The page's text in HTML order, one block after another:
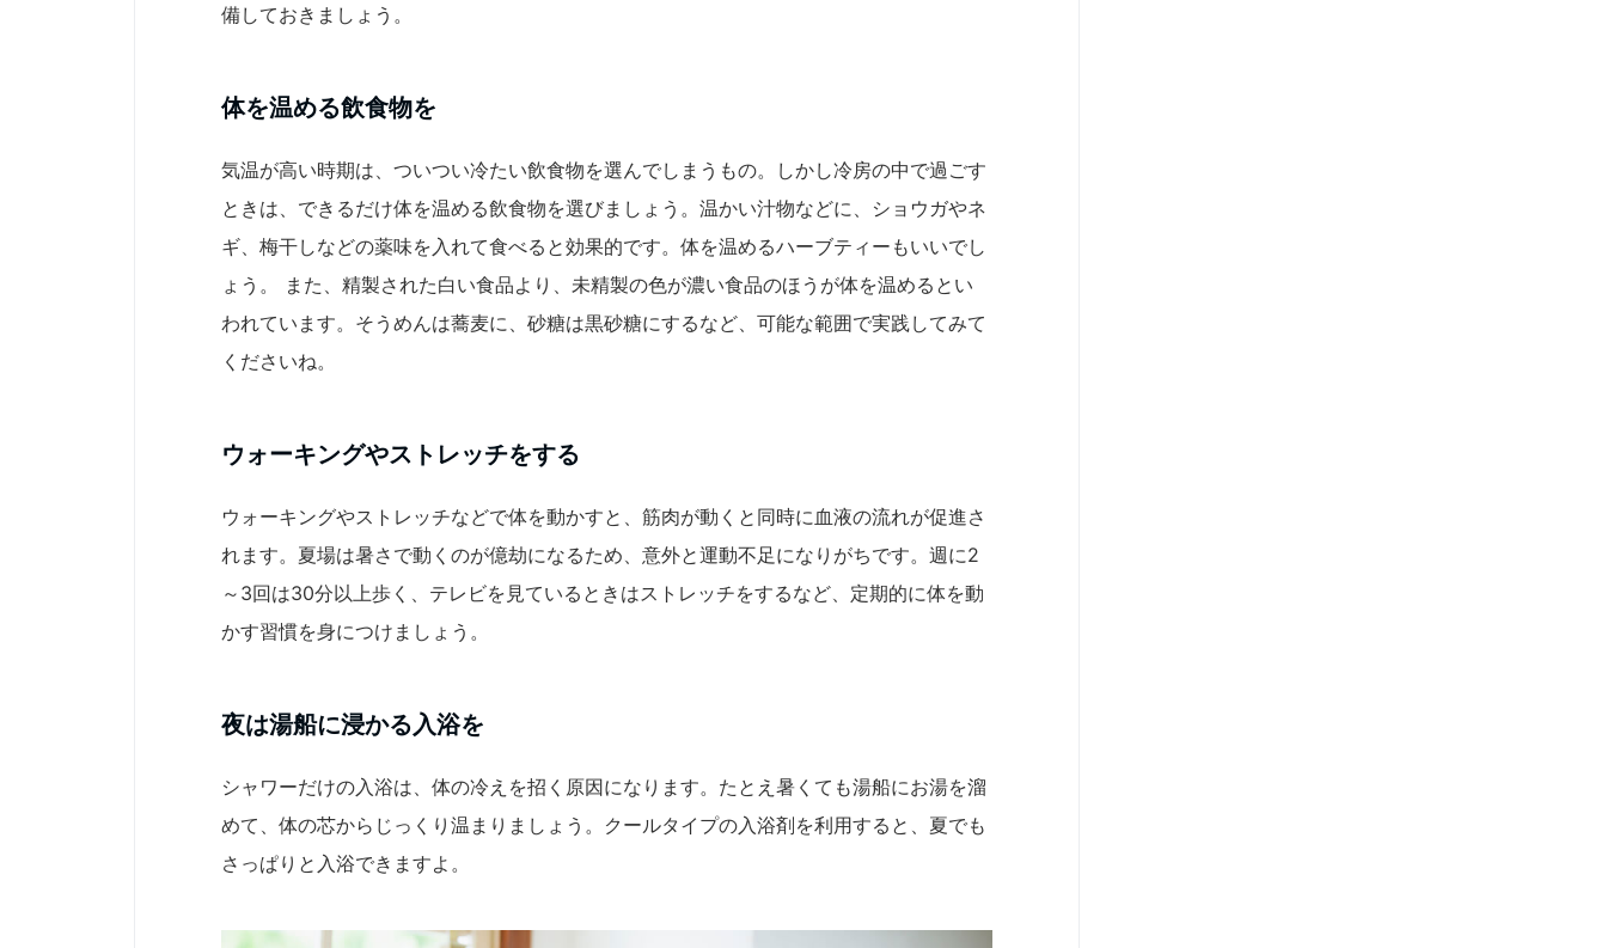
備しておきましょう。
体を温める飲食物を
気温が高い時期は、ついつい冷たい飲食物を選んでしまうもの。しかし冷房の中で過ごす
ときは、できるだけ体を温める飲食物を選びましょう。温かい汁物などに、ショウガやネ
ギ、梅干しなどの薬味を入れて食べると効果的です。体を温めるハーブティーもいいでし
ょう。 また、精製された白い食品より、未精製の色が濃い食品のほうが体を温めるとい
われています。そうめんは蕎麦に、砂糖は黒砂糖にするなど、可能な範囲で実践してみて
くださいね。
ウォーキングやストレッチをする
ウォーキングやストレッチなどで体を動かすと、筋肉が動くと同時に血液の流れが促進さ
れます。夏場は暑さで動くのが億劫になるため、意外と運動不足になりがちです。週に2
～3回は30分以上歩く、テレビを見ているときはストレッチをするなど、定期的に体を動
かす習慣を身につけましょう。
夜は湯船に浸かる入浴を
シャワーだけの入浴は、体の冷えを招く原因になります。たとえ暑くても湯船にお湯を溜
めて、体の芯からじっくり温まりましょう。クールタイプの入浴剤を利用すると、夏でも
さっぱりと入浴できますよ。